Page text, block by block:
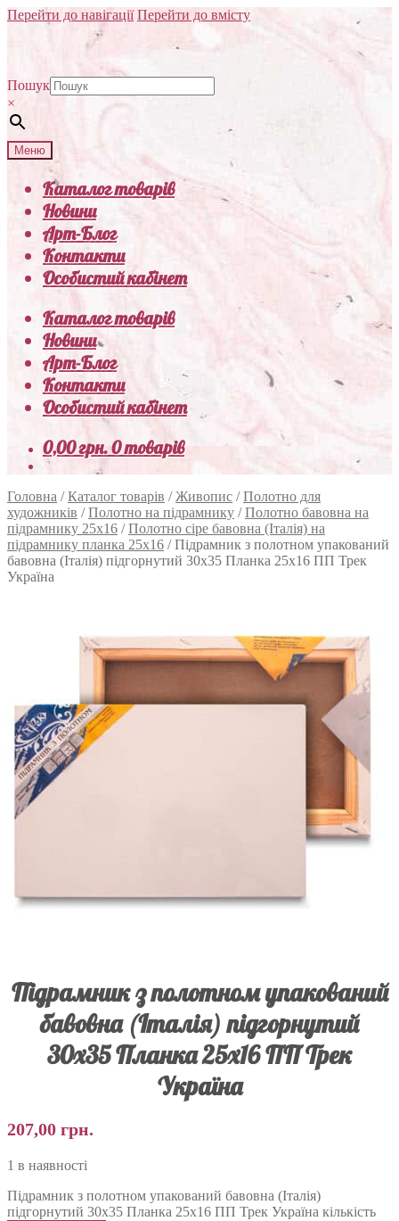
Перейти до навігації Перейти до вмісту
Пошук
×
Меню
Каталог товарів
Новини
Арт-Блог
Контакти
Особистий кабінет
Каталог товарів
Новини
Арт-Блог
Контакти
Особистий кабінет
0,00грн.0 товарів
Головна /Каталог товарів /Живопис /Полотно для
художників /Полотно на підрамнику /Полотно бавовна на
підрамнику 25х16 /Полотно сіре бавовна (Італія) на
підрамнику планка 25х16 /Підрамник з полотном упакований
бавовна (Італія) підгорнутий 30х35 Планка 25х16 ПП Трек
Україна
Підрамник з полотном упакований
бавовна (Італія) підгорнутий
30х35 Планка 25х16 ПП Трек
Україна
207,00 грн.
1 в наявності
Підрамник з полотном упакований бавовна (Італія)
підгорнутий 30х35 Планка 25х16 ПП Трек Україна кількість